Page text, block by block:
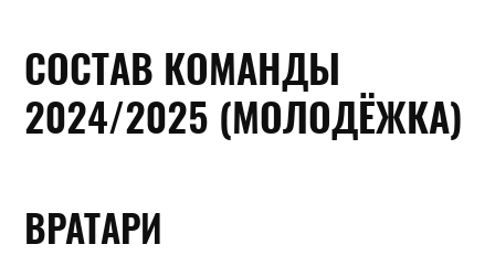
СОСТАВ КОМАНДЫ
2024/2025 (МОЛОДЁЖКА)
ВРАТАРИ